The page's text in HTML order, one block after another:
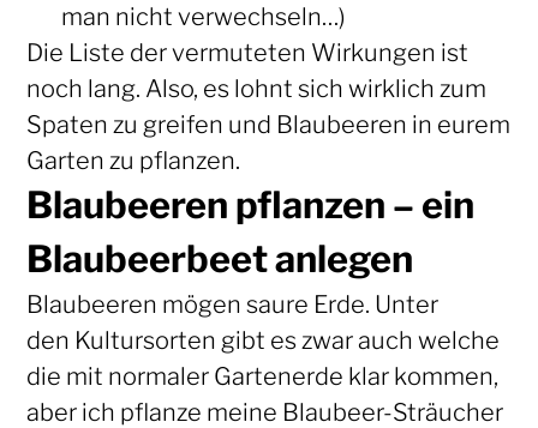
man nicht verwechseln…)
Die Liste der vermuteten Wirkungen ist
noch lang. Also, es lohnt sich wirklich zum
Spaten zu greifen und Blaubeeren in eurem
Garten zu pflanzen.
Blaubeeren pflanzen – ein
Blaubeerbeet anlegen
Blaubeeren mögen saure Erde. Unter
den Kultursorten gibt es zwar auch welche
die mit normaler Gartenerde klar kommen,
aber ich pflanze meine Blaubeer-Sträucher